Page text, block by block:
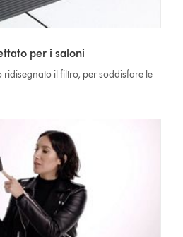
per i saloni
il filtro, per soddisfare le